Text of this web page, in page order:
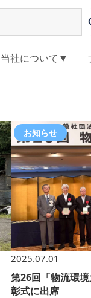
当社について▼
お知らせ
2025.07.01
第26回「物流環
彰式に出席